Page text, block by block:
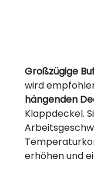
Großzügige
wird
hängenden
Klappdeckel.
erhöhen und